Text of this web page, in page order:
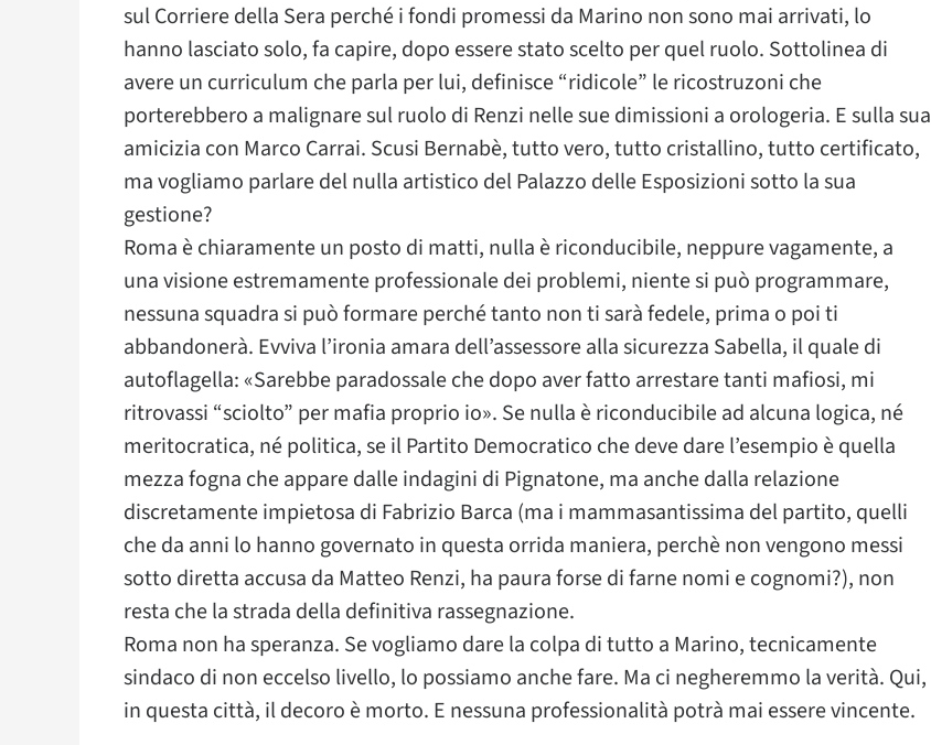
sul Corriere della Sera perché i fondi promessi da Marino non sono mai arrivati, lo
hanno lasciato solo, fa capire, dopo essere stato scelto per quel ruolo. Sottolinea di
avere un curriculum che parla per lui, definisce “ridicole” le ricostruzoni che
porterebbero a malignare sul ruolo di Renzi nelle sue dimissioni a orologeria. E sulla sua
amicizia con Marco Carrai. Scusi Bernabè, tutto vero, tutto cristallino, tutto certificato,
ma vogliamo parlare del nulla artistico del Palazzo delle Esposizioni sotto la sua
gestione?
Roma è chiaramente un posto di matti, nulla è riconducibile, neppure vagamente, a
una visione estremamente professionale dei problemi, niente si può programmare,
nessuna squadra si può formare perché tanto non ti sarà fedele, prima o poi ti
abbandonerà. Evviva l’ironia amara dell’assessore alla sicurezza Sabella, il quale di
autoflagella: «Sarebbe paradossale che dopo aver fatto arrestare tanti mafiosi, mi
ritrovassi “sciolto” per mafia proprio io». Se nulla è riconducibile ad alcuna logica, né
meritocratica, né politica, se il Partito Democratico che deve dare l’esempio è quella
mezza fogna che appare dalle indagini di Pignatone, ma anche dalla relazione
discretamente impietosa di Fabrizio Barca (ma i mammasantissima del partito, quelli
che da anni lo hanno governato in questa orrida maniera, perchè non vengono messi
sotto diretta accusa da Matteo Renzi, ha paura forse di farne nomi e cognomi?), non
resta che la strada della definitiva rassegnazione.
Roma non ha speranza. Se vogliamo dare la colpa di tutto a Marino, tecnicamente
sindaco di non eccelso livello, lo possiamo anche fare. Ma ci negheremmo la verità. Qui,
in questa città, il decoro è morto. E nessuna professionalità potrà mai essere vincente.